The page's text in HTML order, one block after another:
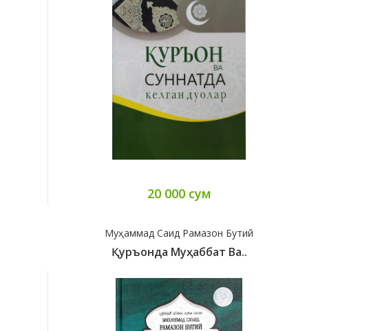
20 000 сум
Муҳаммад Саид Рамазон Бутий
Қуръонда Муҳаббат Ва..